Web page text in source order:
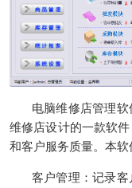
电脑维修店管理软
维修店设计的一款软
和客户服务质量。本软
客户管理 ：记录